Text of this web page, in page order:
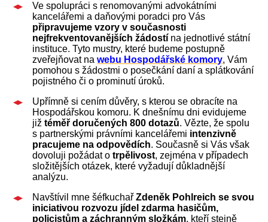
Ve spolupráci s renomovanými advokátními
kancelářemi a daňovými poradci pro Vás
připravujeme vzory v současnosti
nejfrekventovanějších žádostí na jednotlivé státní
instituce. Tyto mustry, které budeme postupně
zveřejňovat nawebu Hospodářské komory, Vám
pomohousžádostmi o posečkání daní a splátkování
pojistného čio prominutí úroků.
Upřímně si cením důvěry, s kterou se obracíte na
Hospodářskou komoru. K dnešnímu dni evidujeme
jižtéměř doručených 800 dotazů. Vězte, že spolu
s partnerskými právními kancelářemi intenzivně
pracujeme na odpovědích. Současně si Vás však
dovoluji požádat otrpělivost, zejména v případech
složitějších otázek, které vyžadují důkladnější
analýzu.
Navštívil mne šéfkuchařZdeněk Pohlreich se svou
iniciativou rozvozu jídel zdarma hasičům,
policistům a záchranným složkám, kteří stejně